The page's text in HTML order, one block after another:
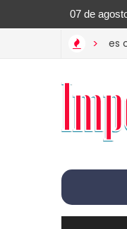
>
Estas imágenes